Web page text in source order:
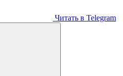
Читать в Telegram